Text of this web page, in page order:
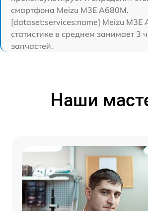
смартфона Meizu M3E A680M.
[dataset:services:name] Meizu M3E
статистике в среднем занимает 3
запчастей.
Наши